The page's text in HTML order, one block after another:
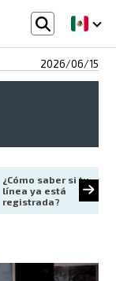
2026/06/15
¿Cómo saber si tu
línea ya está
registrada?